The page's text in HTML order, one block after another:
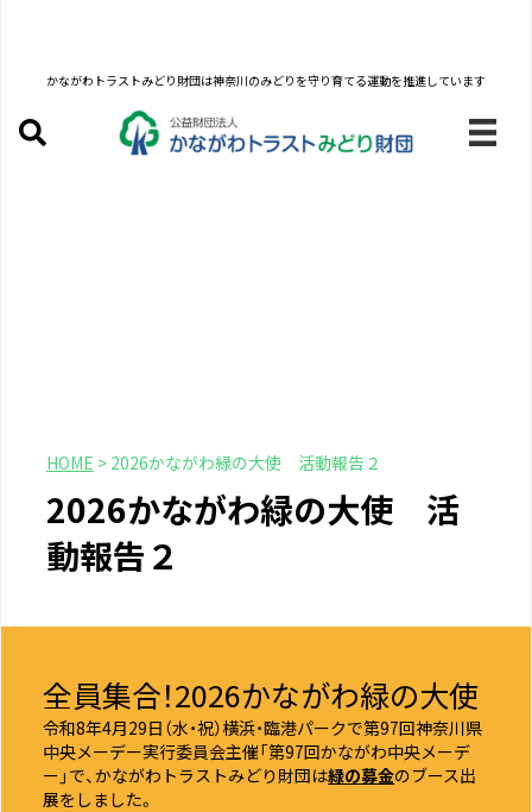
かながわトラストみどり財団は神奈川のみどりを守り育てる運動を推進しています
HOME > 2026かながわ緑の大使 活動報告２
2026かながわ緑の大使 活
動報告２
全員集合！2026かながわ緑の大使
令和8年4月29日（水・祝）横浜・臨港パークで第97回神奈川県
中央メーデー実行委員会主催「第97回かながわ中央メーデ
ー」で、かながわトラストみどり財団は緑の募金のブース出
展をしました。